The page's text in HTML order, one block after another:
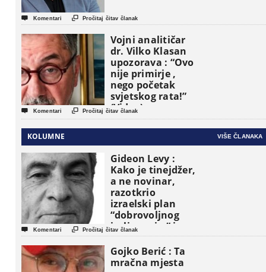
 Komentari  Pročitaj čitav članak
Vojni analitičar
dr. Vilko Klasan
upozorava : “Ovo
nije primirje ,
nego početak
svjetskog rata!”
(Video)
 Komentari  Pročitaj čitav članak
KOLUMNE VIŠE ČLANAKA
Gideon Levy :
Kako je tinejdžer,
a ne novinar,
razotkrio
izraelski plan
“dobrovoljnog
iseljavanja ” iz
Gaze
 Komentari  Pročitaj čitav članak
Gojko Berić : Ta
mračna mjesta